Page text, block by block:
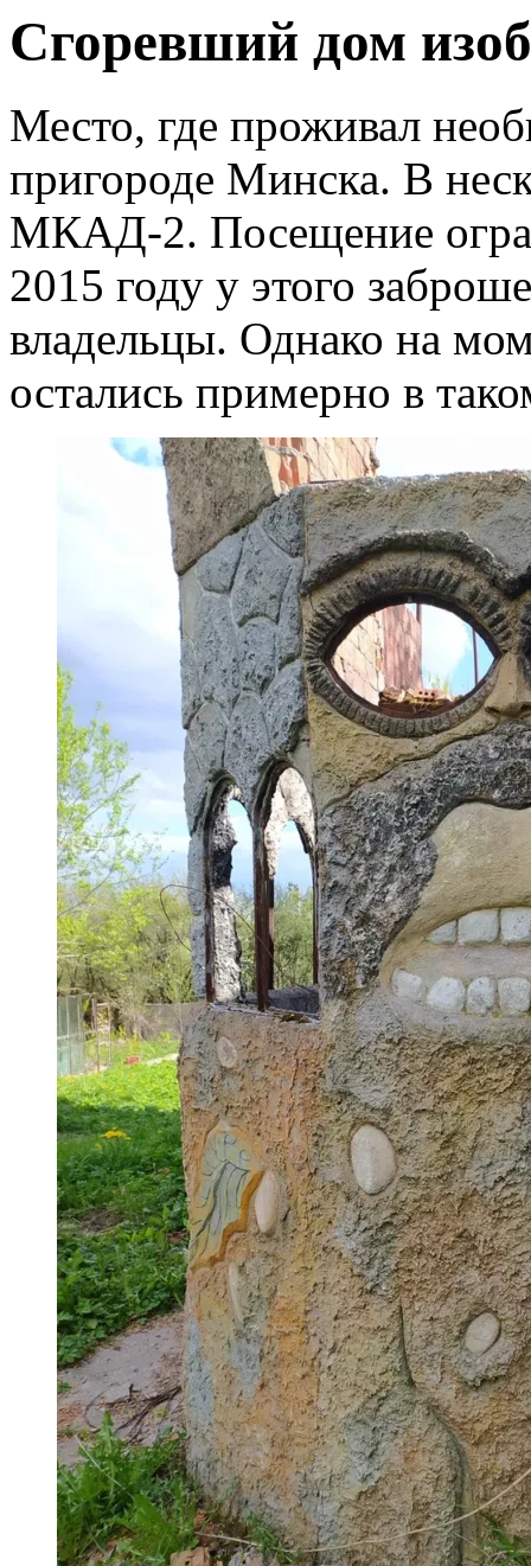
Сгоревший дом
Место, где проживал
пригороде Минска. В
МКАД-2. Посещение
2015 году у этого
владельцы. Однако на
остались примерно в